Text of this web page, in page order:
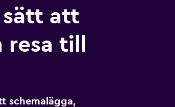
sätt att
till
schemalägga,